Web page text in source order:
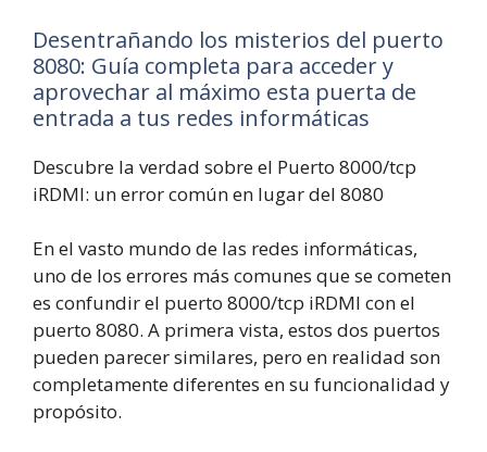
Desentrañando los misterios del puerto
8080: Guía completa para acceder y
aprovechar al máximo esta puerta de
entrada a tus redes informáticas
Descubre la verdad sobre el Puerto 8000/tcp
iRDMI: un error común en lugar del 8080
En el vasto mundo de las redes informáticas,
uno de los errores más comunes que se cometen
es confundir el puerto 8000/tcp iRDMI con el
puerto 8080. A primera vista, estos dos puertos
pueden parecer similares, pero en realidad son
completamente diferentes en su funcionalidad y
propósito.